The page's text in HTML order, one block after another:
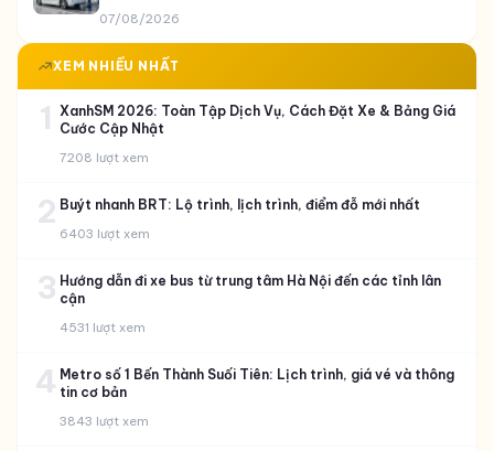
07/08/2026
XEM NHIỀU NHẤT
1 XanhSM 2026: Toàn Tập Dịch Vụ, Cách Đặt Xe & Bảng Giá
Cước Cập Nhật
7208 lượt xem
2 Buýt nhanh BRT: Lộ trình, lịch trình, điểm đỗ mới nhất
6403 lượt xem
3 Hướng dẫn đi xe bus từ trung tâm Hà Nội đến các tỉnh lân
cận
4531 lượt xem
4 Metro số 1 Bến Thành Suối Tiên: Lịch trình, giá vé và thông
tin cơ bản
3843 lượt xem